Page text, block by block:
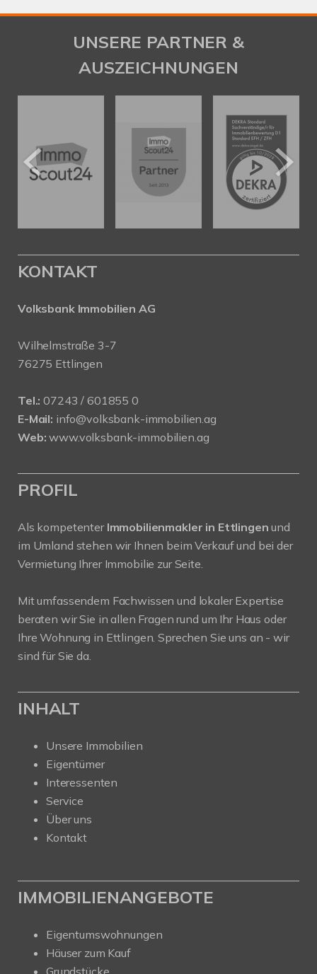
UNSERE PARTNER &
AUSZEICHNUNGEN
KONTAKT
Volksbank Immobilien AG
Wilhelmstraße 3-7
76275 Ettlingen
Tel.: 07243 / 601855 0
E-Mail: info@volksbank-immobilien.ag
Web: www.volksbank-immobilien.ag
PROFIL
Als kompetenter Immobilienmakler in Ettlingen und
im Umland stehen wir Ihnen beim Verkauf und bei der
Vermietung Ihrer Immobilie zur Seite.
Mit umfassendem Fachwissen und lokaler Expertise
beraten wir Sie in allen Fragen rund um Ihr Haus oder
Ihre Wohnung in Ettlingen. Sprechen Sie uns an - wir
sind für Sie da.
INHALT
Unsere Immobilien
Eigentümer
Interessenten
Service
Über uns
Kontakt
IMMOBILIENANGEBOTE
Eigentumswohnungen
Häuser zum Kauf